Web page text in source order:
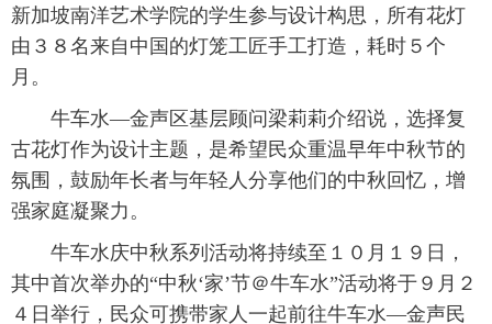
新加坡南洋艺术学院的学生参与设计构思，所有花灯
由３８名来自中国的灯笼工匠手工打造，耗时５个
月。
牛车水—金声区基层顾问梁莉莉介绍说，选择复
古花灯作为设计主题，是希望民众重温早年中秋节的
氛围，鼓励年长者与年轻人分享他们的中秋回忆，增
强家庭凝聚力。
牛车水庆中秋系列活动将持续至１０月１９日，
其中首次举办的“中秋‘家’节＠牛车水”活动将于９月２
４日举行，民众可携带家人一起前往牛车水—金声民